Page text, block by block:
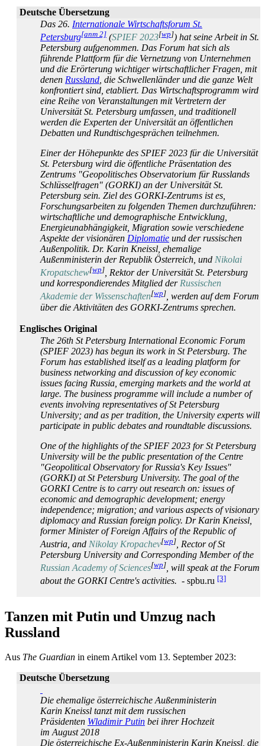
Deutsche Übersetzung
Das 26. Internationale Wirtschaftsforum St.
Petersburg[anm 2] (SPIEF 2023[wp]) hat seine Arbeit in St.
Petersburg aufgenommen. Das Forum hat sich als
führende Plattform für die Vernetzung von Unternehmen
und die Erörterung wichtiger wirtschaftlicher Fragen, mit
denen Russland , die Schwellenländer und die ganze Welt
konfrontiert sind, etabliert. Das Wirtschafts­programm wird
eine Reihe von Veranstaltungen mit Vertretern der
Universität St. Petersburg umfassen, und traditionell
werden die Experten der Universität an öffentlichen
Debatten und Rundtisch­gesprächen teilnehmen.
Einer der Höhepunkte des SPIEF 2023 für die Universität
St. Petersburg wird die öffentliche Präsentation des
Zentrums "Geopolitisches Observatorium für Russlands
Schlüsselfragen" (GORKI) an der Universität St.
Petersburg sein. Ziel des GORKI-Zentrums ist es,
Forschungs­arbeiten zu folgenden Themen durchzuführen:
wirtschaftliche und demographische Entwicklung,
Energie­unabhängigkeit, Migration sowie verschiedene
Aspekte der visionären Diplomatie und der russischen
Außenpolitik. Dr. Karin Kneissl, ehemalige
Außenministerin der Republik Österreich, und Nikolai
Kropatschew[wp] , Rektor der Universität St. Petersburg
und korrespondierendes Mitglied der Russischen
Akademie der Wissenschaften[wp], werden auf dem Forum
über die Aktivitäten des GORKI-Zentrums sprechen.
Englisches Original
The 26th St Petersburg International Economic Forum
(SPIEF 2023) has begun its work in St Petersburg. The
Forum has established itself as a leading platform for
business networking and discussion of key economic
issues facing Russia, emerging markets and the world at
large. The business programme will include a number of
events involving representatives of St Petersburg
University; and as per tradition, the University experts will
participate in public debates and roundtable discussions.
One of the highlights of the SPIEF 2023 for St Petersburg
University will be the public presentation of the Centre
"Geopolitical Observatory for Russia's Key Issues"
(GORKI) at St Petersburg University. The goal of the
GORKI Centre is to carry out research on: issues of
economic and demographic development; energy
independence; migration; and various aspects of visionary
diplomacy and Russian foreign policy. Dr Karin Kneissl,
former Minister of Foreign Affairs of the Republic of
Austria, and Nikolay Kropachev[wp] , Rector of St
Petersburg University and Corresponding Member of the
Russian Academy of Sciences[wp] , will speak at the Forum
about the GORKI Centre's activities. - spbu.ru [3]
Tanzen mit Putin und Umzug nach
Russland
Aus The Guardian in einem Artikel vom 13. September 2023:
Deutsche Übersetzung
Die ehemalige öster­reichische Außen­ministerin
Karin Kneissl tanzt mit dem russischen
Präsidenten Wladimir Putin bei ihrer Hochzeit
im August 2018
Die österreichische Ex-Außenministerin Karin Kneissl, die